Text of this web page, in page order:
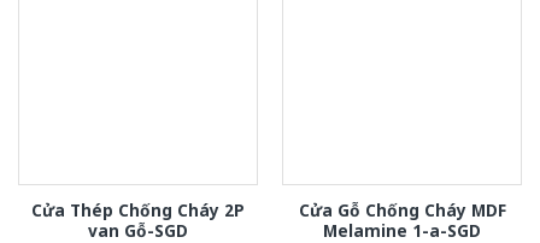
Cửa Thép Chống Cháy 2P
van Gỗ-SGD
Cửa Gỗ Chống Cháy MDF
Melamine 1-a-SGD